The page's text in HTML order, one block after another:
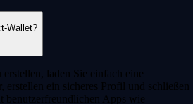
Wallet?
laden Sie einfach eine
erstellen ein sicheres Profil und schließen
benutzerfreundlichen Apps wie